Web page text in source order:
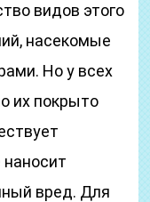
видов этого
насекомые
Но у всех
их покрыто
вред. Для